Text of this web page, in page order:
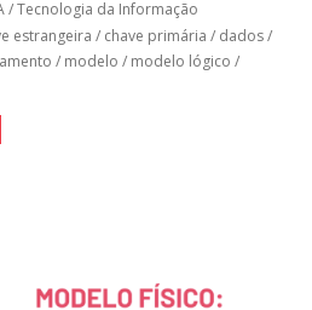
/Tecnologia da Informação
estrangeira / chave primária / dados/
/ modelo / modelo lógico /